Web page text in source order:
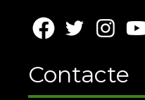
Contacte